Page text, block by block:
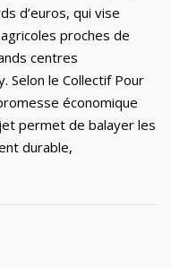
d’euros, qui vise
proches de
centres
Selon le Collectif Pour
économique
permet de balayer les
durable,